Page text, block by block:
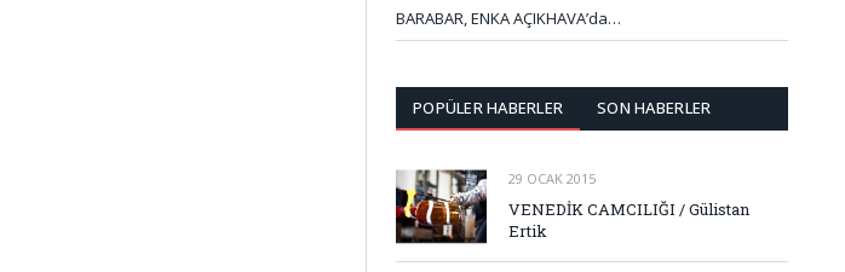
BARABAR, ENKA AÇIKHAVA’da…
POPÜLER HABERLER SON HABERLER
29 OCAK 2015
VENEDİK CAMCILIĞI / Gülistan
Ertik